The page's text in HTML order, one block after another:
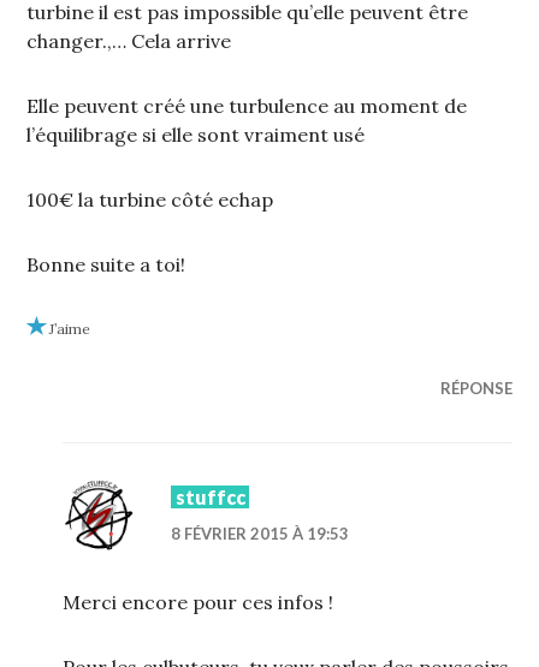
turbine il est pas impossible qu’elle peuvent être
changer.,… Cela arrive
Elle peuvent créé une turbulence au moment de
l’équilibrage si elle sont vraiment usé
100€ la turbine côté echap
Bonne suite a toi!
J’aime
RÉPONSE
stuffcc
8 FÉVRIER 2015 À 19:53
Merci encore pour ces infos !